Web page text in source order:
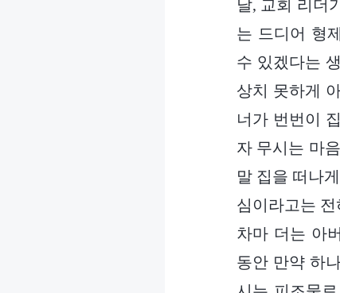
날, 교회 리더
는 드디어 형
수 있겠다는
상치 못하게
너가 번번이
자 무시는 마
말 집을 떠나
심이라고는
차마 더는 아
동안 만약 하